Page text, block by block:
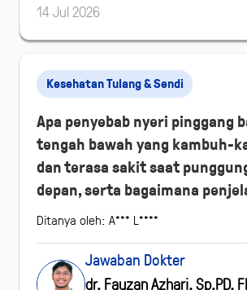
14 Jul 2026
Kesehatan Tulang & Sendi
Apa penyebab nyeri pinggang
tengah bawah yang kambuh-
dan terasa sakit saat
depan, serta bagaimana
Ditanya oleh: A*** L****
Jawaban Dokter
dr. Fauzan Azhari, Sp.PD,